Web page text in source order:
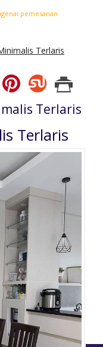
pemesanan
Terlaris
Terlaris
Terlaris